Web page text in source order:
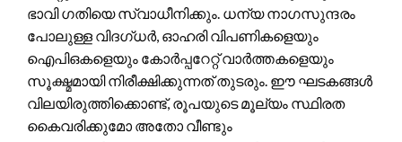
ഭാവി ഗതിയെ സ്വാധീനിക്കും. ധന്യ നാഗസുന്ദരം
പോലുള്ള വിദഗ്ധർ, ഓഹരി വിപണികളെയും
ഐപിഒകളെയും കോർപ്പറേറ്റ് വാർത്തകളെയും
സൂക്ഷ്മമായി നിരീക്ഷിക്കുന്നത് തുടരും. ഈ ഘടകങ്ങൾ
വിലയിരുത്തിക്കൊണ്ട്, രൂപയുടെ മൂല്യം സ്ഥിരത
കൈവരിക്കുമോ അതോ വീണ്ടും